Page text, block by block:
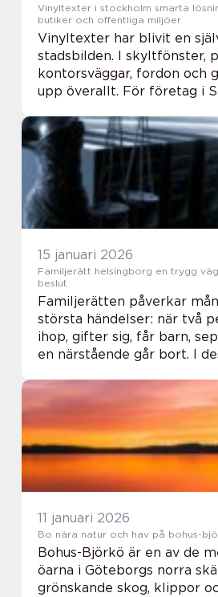
Vinyltexter i stockholm smarta lösningar för företag,
butiker och offentliga miljöer
Vinyltexter har blivit en
stadsbilden. I skyltfönster,
kontorsväggar, fordon och
upp överallt. För företag i
Genomtänkt användning
effektivt verktyg för ...
15 januari 2026
Familjerätt helsingborg en trygg väg genom livets svåra
beslut
Familjerätten påverkar
största händelser: när två
ihop, gifter sig, får barn,
en närstående går bort. I
frågor. I Helsingborg finns
11 januari 2026
Bo nära natur och hav på bohus-
Bohus-Björkö är en av de
öarna i Göteborgs norra
grönskande skog, klippor